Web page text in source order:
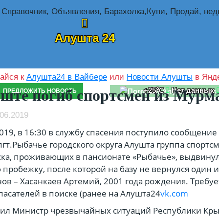
Алушта 24
ПРЕДЛОЖИТЬ НОВОСТЬ +25℃ Нет данных
к Алушта24 в Вайбереили Новости Алушты в
погиб спортсмен из
в 16:30 в службу спасения поступило сообщение
городского округа Алушта группа
проживающих в пансионате «Рыбачье»,
после которой на базу не вернулся один
– Хасанкаев Артемий, 2001 года рождения.
в поиске (ранее на Алушта24vk.com
Министр чрезвычайных ситуаций Республики